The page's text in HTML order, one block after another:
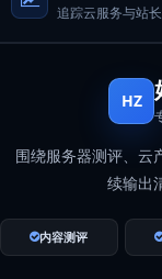
追踪云服务与站
HZ
围绕服务器测评、云
续输出
内容测评